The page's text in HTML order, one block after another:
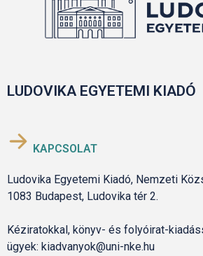
LUDOVIKA EGYETEMI KIADÓ
KAPCSOLAT
Ludovika Egyetemi Kiadó, Nemzeti
1083 Budapest, Ludovika tér 2.
Kéziratokkal, könyv- és folyóirat-
ügyek: kiadvanyok@uni-nke.hu